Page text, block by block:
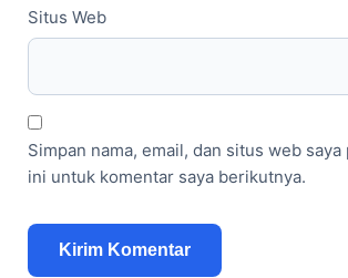
Situs Web
Simpan nama, email, dan situs web saya
ini untuk komentar saya berikutnya.